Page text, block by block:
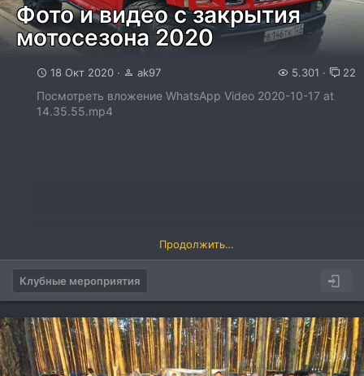
Фото и видео с закрытия
мотосезона 2020
18 Окт 2020 ak97 5.301 22
Посмотреть вложение WhatsApp Video 2020-10-17 at
14.35.55.mp4
Продолжить…
Клубные мероприятия